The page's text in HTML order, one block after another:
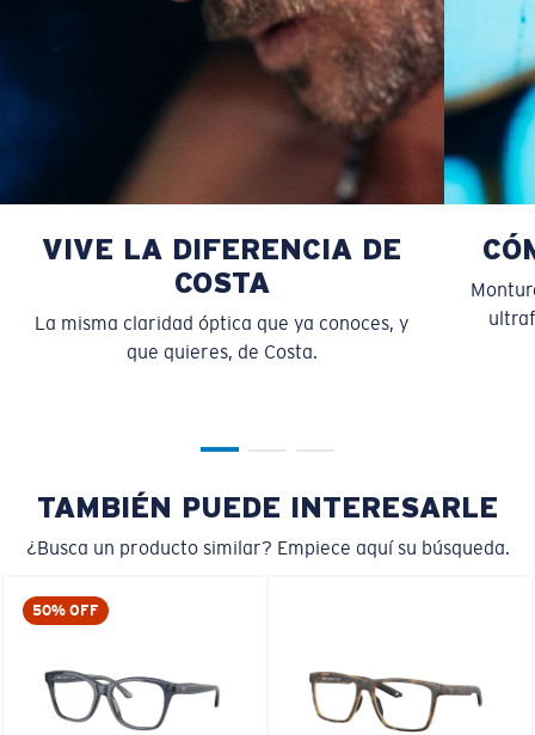
¿No tiene a mano una regla de medir?
Use esta práctica guía para calcular el ajuste que
Es posible que necesite una monturapequeñao
mediana.
VIVE LA DIFERENCIA DE
COSTA
La misma claridad óptica que ya conoces, y
que quieres, de Costa.
TAMBIÉN PUEDE INTERESARLE
¿Busca un producto similar? Empiece aquí su búsqueda.
50% OFF